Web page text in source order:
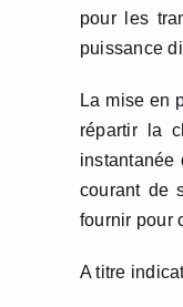
pour les
puissance
La mise en
répartir la
instantanée
courant de
fournir pour
A titre